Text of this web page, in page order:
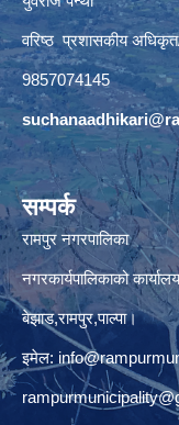
वरिष्ठ प्रशासकीय
9857074145
सम्पर्क
रामपुर नगरपालिका
नगरकार्यपालिकाको कार्यालय
बेझाड,रामपुर,पाल्पा।
इमेल: